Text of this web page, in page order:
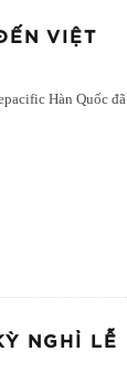
VIỆT
Hàn Quốc đã
NGHỈ LỄ